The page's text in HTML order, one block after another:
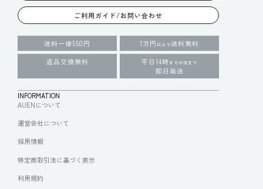
ご利用ガイド/お問い合わせ
送料一律550円 1万円 以上で送料無料
返品交換無料
平日14時 までの注文で
即日発送
INFORMATION
AUENについて
運営会社について
採用情報
特定商取引法に基づく表示
利用規約